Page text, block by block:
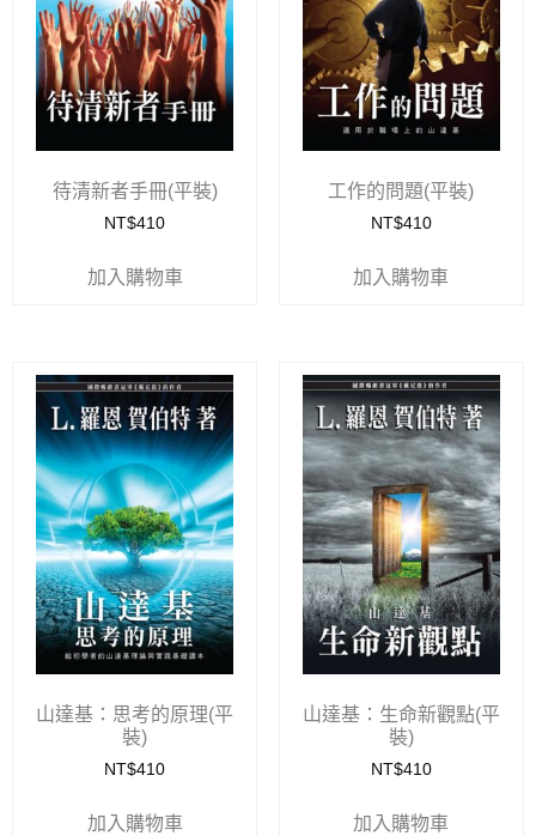
待清新者手冊(平裝)
NT$410
加入購物車
工作的問題(平裝)
NT$410
加入購物車
山達基：思考的原理(平
裝)
NT$410
加入購物車
山達基：生命新觀點(平
裝)
NT$410
加入購物車